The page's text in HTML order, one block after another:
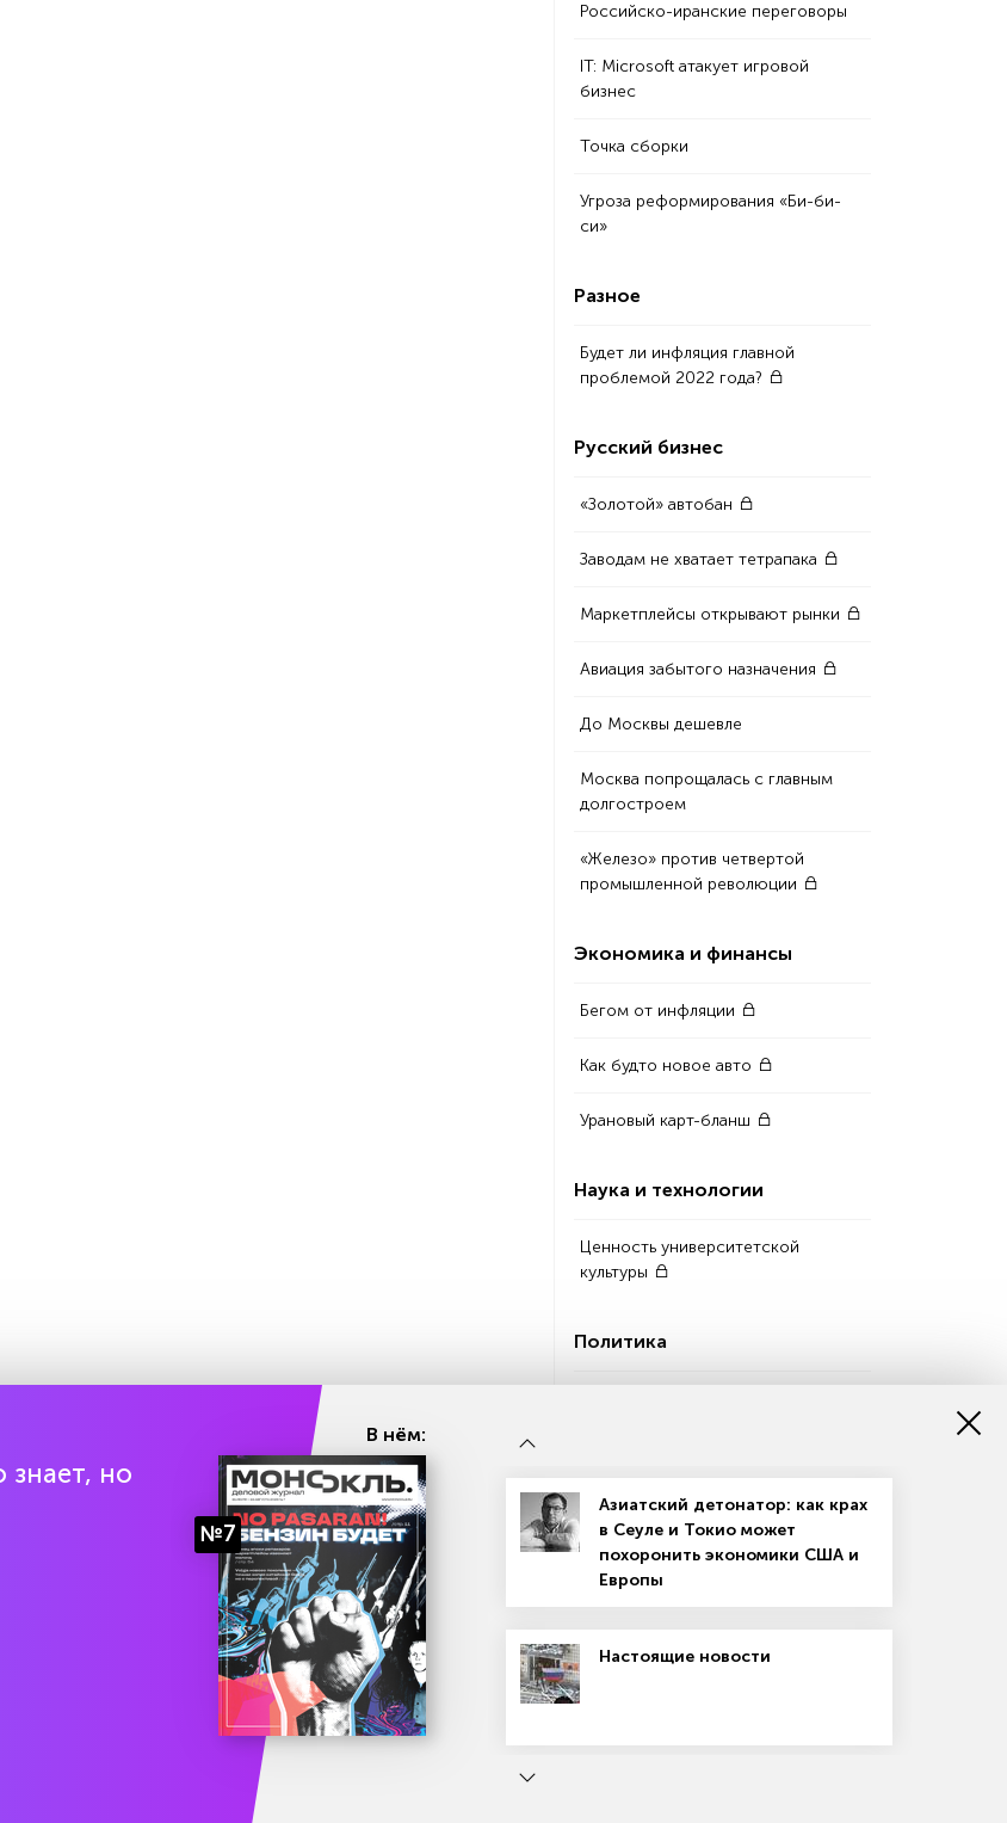
Российско-иранские переговоры
IT: Microsoft атакует игровой
бизнес
Точка сборки
Угроза реформирования «Би-би-
си»
Разное
Будет ли инфляция главной
проблемой 2022 года?
Русский бизнес
«Золотой» автобан
Заводам не хватает тетрапака
Маркетплейсы открывают рынки
Авиация забытого назначения
До Москвы дешевле
Москва попрощалась с главным
долгостроем
«Железо» против четвертой
промышленной революции
Экономика и финансы
Бегом от инфляции
Как будто новое авто
Урановый карт-бланш
Наука и технологии
Ценность университетской
культуры
Политика
мировых отношениях»
Сугробы Беглова: почему
Петербург ежегодно не
справляется с зимой
Культура
подписки бесплатно
знает, но
В нём:
№7
Азиатский детонатор: как крах
в Сеуле и Токио может
похоронить экономики США и
Европы
Настоящие новости